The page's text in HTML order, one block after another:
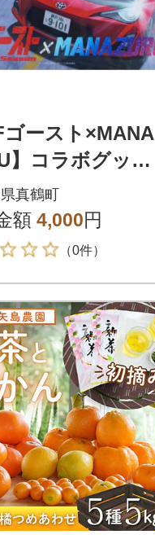
ゴースト×MANA
】コラボグッズ
アファイル1
真鶴町
額 4,000円
（0件）